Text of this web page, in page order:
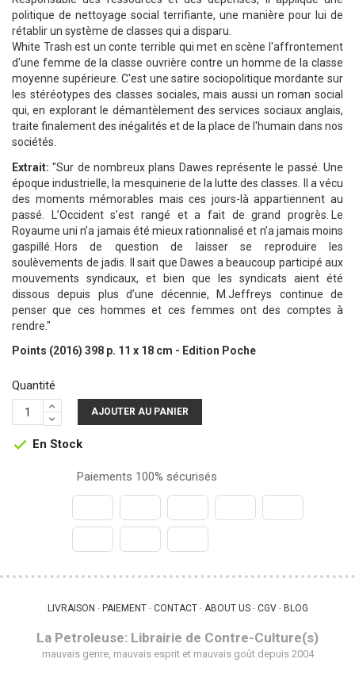
politique de nettoyage social terrifiante, une manière pour lui de
rétablir un système de classes qui a disparu.
White Trash est un conte terrible qui met en scène l'affrontement
d'une femme de la classe ouvrière contre un homme de la classe
moyenne supérieure. C'est une satire sociopolitique mordante sur
les stéréotypes des classes sociales, mais aussi un roman social
qui, en explorant le démantèlement des services sociaux anglais,
traite finalement des inégalités et de la place de l'humain dans nos
sociétés.
Extrait: "Sur de nombreux plans Dawes représente le passé. Une
époque industrielle, la mesquinerie de la lutte des classes. Il a vécu
des moments mémorables mais ces jours-là appartiennent au
passé. L’Occident s’est rangé et a fait de grand progrès. Le
Royaume uni n’a jamais été mieux rationnalisé et n’a jamais moins
gaspillé. Hors de question de laisser se reproduire les
soulèvements de jadis. Il sait que Dawes a beaucoup participé aux
mouvements syndicaux, et bien que les syndicats aient été
dissous depuis plus d’une décennie, M.Jeffreys continue de
penser que ces hommes et ces femmes ont des comptes à
rendre."
Points (2016) 398 p. 11 x 18 cm - Edition Poche
Quantité
AJOUTER AU PANIER
 En Stock
Paiements 100% sécurisés
LIVRAISON - PAIEMENT - CONTACT - ABOUT US - CGV - BLOG
La Petroleuse: Librairie de Contre-Culture(s)
mauvais genre, mauvais esprit et mauvais goût depuis 2004